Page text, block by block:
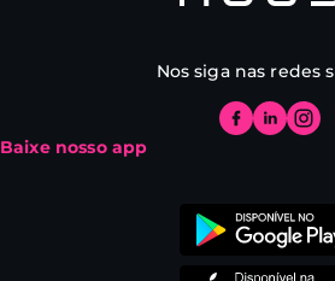
Nos siga nas redes
Baixe nosso app